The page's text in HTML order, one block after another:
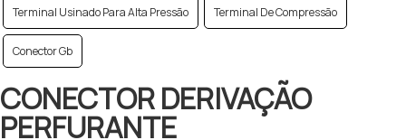
Terminal Usinado Para Alta Pressão Terminal De Compressão
Conector Gb
CONECTOR DERIVAÇÃO
PERFURANTE